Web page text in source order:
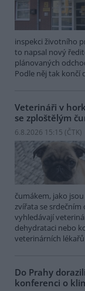
inspekci životního
to napsal nový
plánovaných
Podle něj tak končí
Veterináři v
se zploštělým
6.8.2026 15:15 (ČTK)
čumákem, jako
zvířata se srdečním
vyhledávají
dehydrataci nebo
veterinárních lékařů
Do Prahy
konferenci o